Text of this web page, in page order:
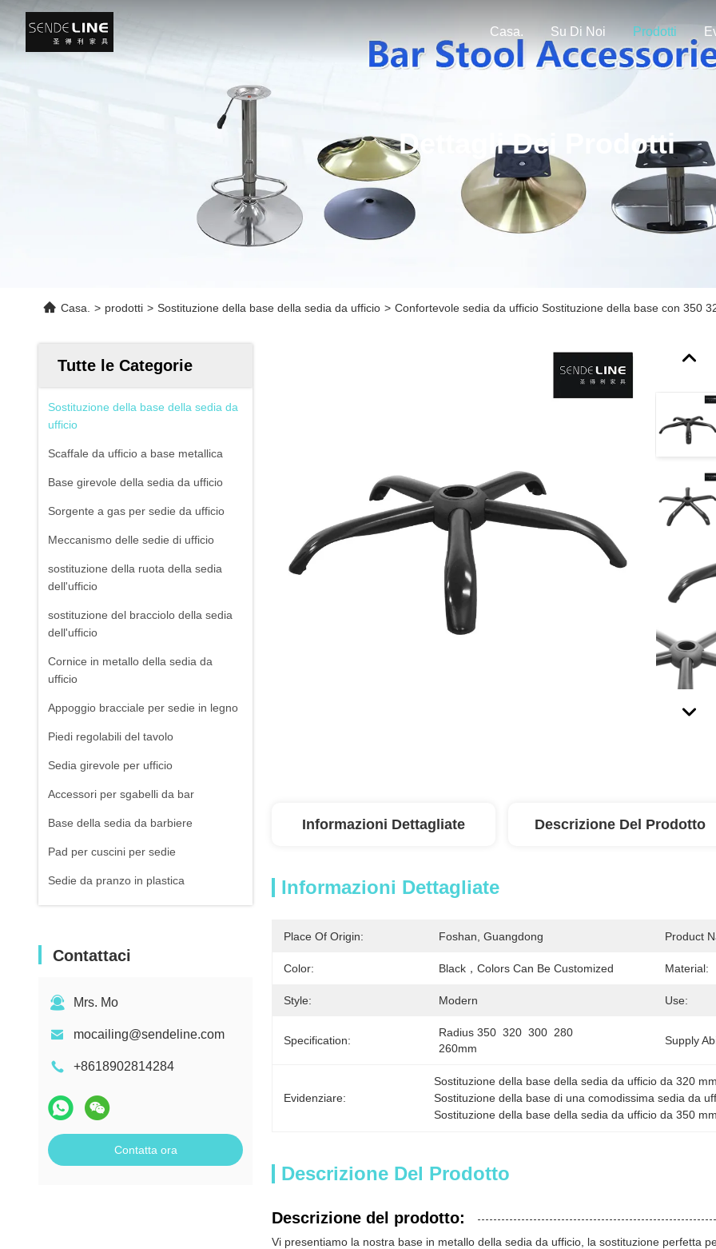
Casa. Su Di Noi Prodotti
Dettagli Dei Prodotti
Casa. > prodotti > Sostituzione della base della sedia da ufficio > Confortevole sedia da ufficio Sostituzione della base con 350
Tutte le Categorie
Sostituzione della base della sedia da
ufficio
Scaffale da ufficio a base metallica
Base girevole della sedia da ufficio
Sorgente a gas per sedie da ufficio
Meccanismo delle sedie di ufficio
sostituzione della ruota della sedia
dell'ufficio
sostituzione del bracciolo della sedia
dell'ufficio
Cornice in metallo della sedia da
ufficio
Appoggio bracciale per sedie in legno
Piedi regolabili del tavolo
Sedia girevole per ufficio
Accessori per sgabelli da bar
Base della sedia da barbiere
Pad per cuscini per sedie
Sedie da pranzo in plastica
divano compresso a vuoto
Contattaci
Mrs. Mo
mocailing@sendeline.com
+8618902814284
Contatta ora
Informazioni Dettagliate Descrizione Del Prodotto
Informazioni Dettagliate
Place Of Origin: Foshan, Guangdong Product
Color: Black，Colors Can Be Customized Material:
Style: Modern Use:
Specification:
Radius 350  320  300  280
260mm
Supply
Evidenziare:
Sostituzione della base della sedia da ufficio da 320
Sostituzione della base di una comodissima sedia da
Sostituzione della base della sedia da ufficio da 350
Descrizione Del Prodotto
Descrizione del prodotto:
Vi presentiamo la nostra base in metallo della sedia da ufficio, la sostituzione perfetta